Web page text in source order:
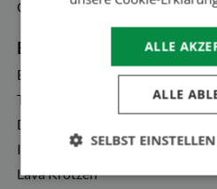
Gabionen Wasserfälle
Bruchsteine
Basalt Bruchstein
Tournai Bruchstein
Deutscher Kalkstein
Ice Blue Bruchsteine
Lava Krotzen
ALLE
ALLE
SELBST EINSTELLEN